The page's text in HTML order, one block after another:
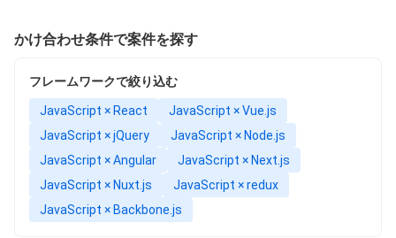
かけ合わせ条件で案件を探す
フレームワークで絞り込む
JavaScript × React
JavaScript × Vue.js
JavaScript × jQuery
JavaScript × Node.js
JavaScript × Angular
JavaScript × Next.js
JavaScript × Nuxt.js
JavaScript × redux
JavaScript × Backbone.js